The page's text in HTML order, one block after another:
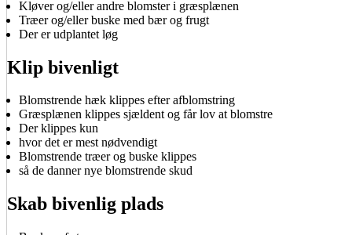
Kløver og/eller andre blomster i græsplænen
Træer og/eller buske med bær og frugt
Der er udplantet løg
Klip bivenligt
Blomstrende hæk klippes efter afblomstring
Græsplænen klippes sjældent og får lov at blomstre
Der klippes kun
hvor det er mest nødvendigt
Blomstrende træer og buske klippes
så de danner nye blomstrende skud
Skab bivenlig plads